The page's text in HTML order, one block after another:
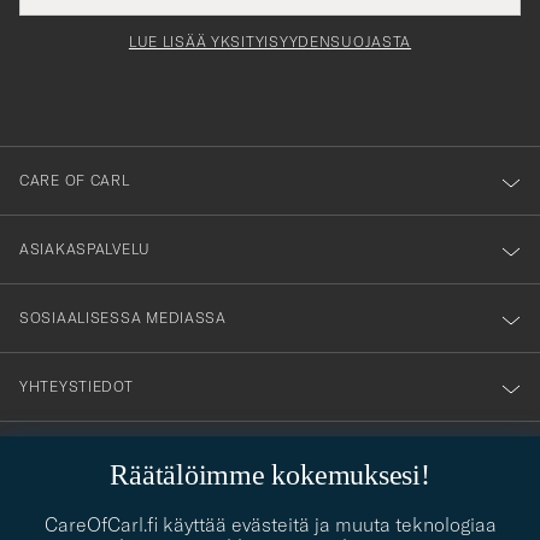
Räätälöimme kokemuksesi!
CareOfCarl.fi käyttää evästeitä ja muuta teknologiaa
tieto
för
dig
till
vårt
nyhetsbrev!
LUE LISÄÄ YKSITYISYYDENSUOJASTA
CARE OF CARL
ASIAKASPALVELU
SOSIAALISESSA MEDIASSA
YHTEYSTIEDOT
PUKEUTUMISNEUVONTA
Kaipaatko apua oman tyylisi löytämiseen? Me autamme sinua